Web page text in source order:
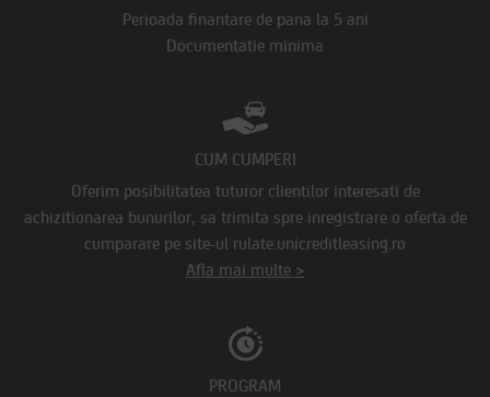
Perioada finantare de pana la 5 ani
Documentatie minima
CUM CUMPERI
Oferim posibilitatea tuturor clientilor interesati de
achizitionarea bunurilor, sa trimita spre inregistrare o oferta de
cumparare pe site-ul rulate.unicreditleasing.ro
Afla mai multe >
PROGRAM